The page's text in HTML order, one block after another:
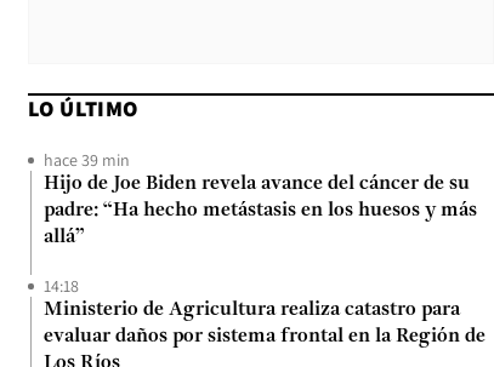
LO ÚLTIMO
hace 39 min
Hijo de Joe Biden revela avance del cáncer de su
padre: “Ha hecho metástasis en los huesos y más
allá”
14:18
Ministerio de Agricultura realiza catastro para
evaluar daños por sistema frontal en la Región de